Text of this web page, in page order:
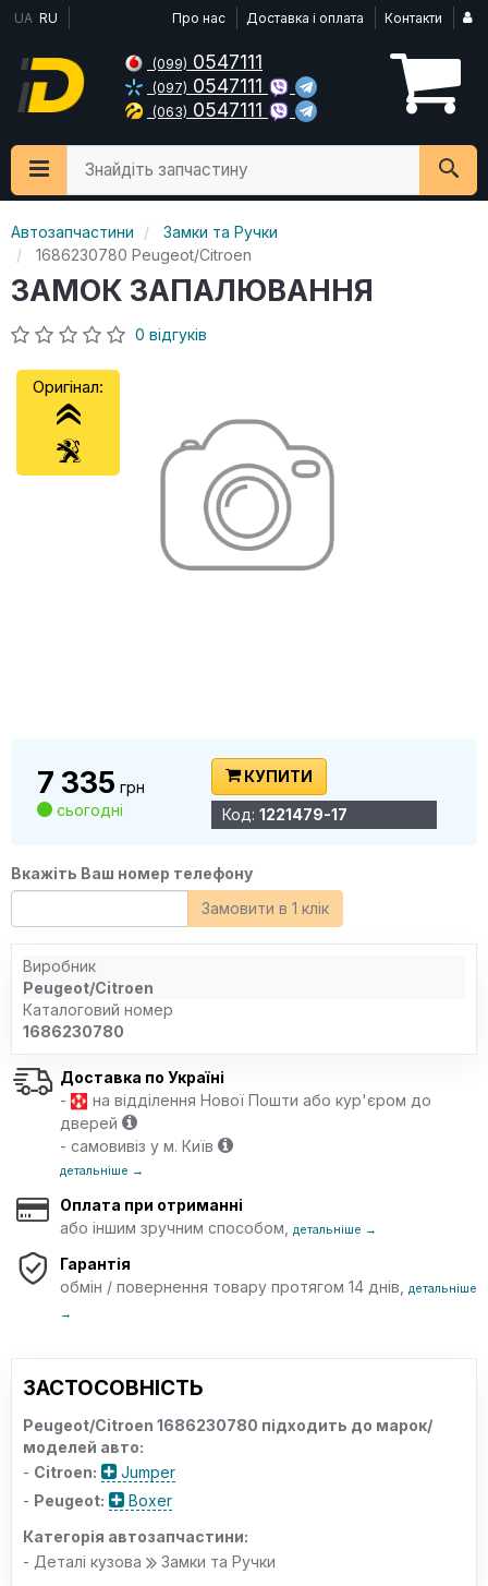
UA RU Про нас Доставка і оплата Контакти
(099) 0547111
(097) 0547111
(063) 0547111
Знайдіть запчастину
Автозапчастини
Замки та Ручки
1686230780 Peugeot/Citroen
ЗАМОК ЗАПАЛЮВАННЯ
0 відгуків
Оригінал:
7 335 грн
сьогодні
КУПИТИ
Код: 1221479-17
Вкажіть Ваш номер телефону
Замовити в 1 клік
Виробник
Peugeot/Citroen
Каталоговий номер
1686230780
Доставка по Україні
-
на відділення Нової Пошти або кур'єром до
дверей
- самовивіз у м. Київ
детальніше →
Оплата при отриманні
або іншим зручним способом,
детальніше →
Гарантія
обмін / повернення товару протягом 14 днів,
детальніше
→
ЗАСТОСОВНІСТЬ
Peugeot/Citroen 1686230780 підходить до марок/
моделей авто:
- Citroen:
Jumper
- Peugeot:
Boxer
Категорія автозапчастини:
- Деталі кузова
Замки та Ручки